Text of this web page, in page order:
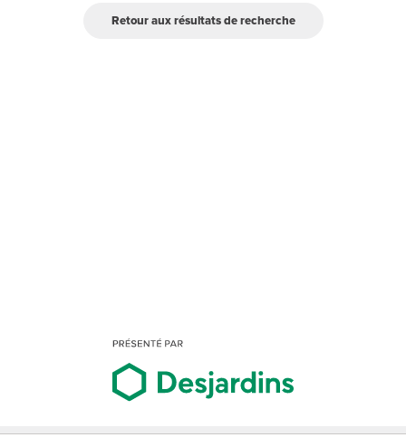
Retour aux résultats de recherche